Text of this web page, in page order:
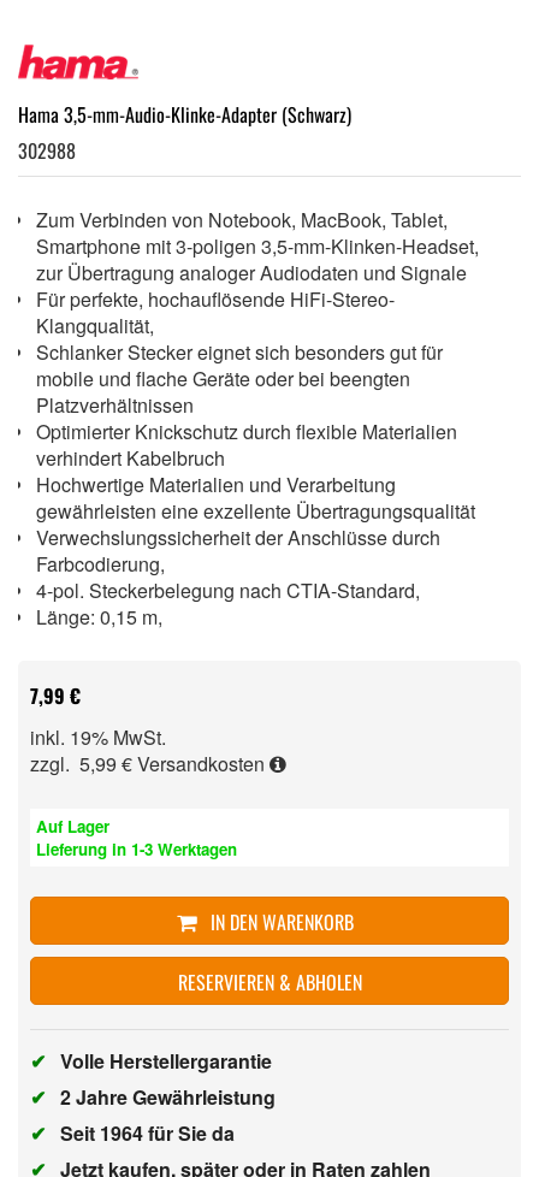
Hama 3,5-mm-Audio-Klinke-Adapter (Schwarz)
302988
Zum Verbinden von Notebook, MacBook, Tablet,
Smartphone mit 3-poligen 3,5-mm-Klinken-Headset,
zur Übertragung analoger Audiodaten und Signale
Für perfekte, hochauflösende HiFi-Stereo-
Klangqualität,
Schlanker Stecker eignet sich besonders gut für
mobile und flache Geräte oder bei beengten
Platzverhältnissen
Optimierter Knickschutz durch flexible Materialien
verhindert Kabelbruch
Hochwertige Materialien und Verarbeitung
gewährleisten eine exzellente Übertragungsqualität
Verwechslungssicherheit der Anschlüsse durch
Farbcodierung,
4-pol. Steckerbelegung nach CTIA-Standard,
Länge: 0,15 m,
7,99 €
inkl. 19% MwSt.
zzgl. 5,99 €Versandkosten
Auf Lager
Lieferung in 1-3 Werktagen
IN DEN WARENKORB
RESERVIEREN & ABHOLEN
✔ Volle Herstellergarantie
✔ 2 Jahre Gewährleistung
✔ Seit 1964 für Sie da
✔ Jetzt kaufen, später oder in Raten zahlen